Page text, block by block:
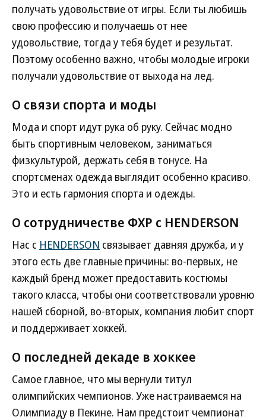
получать удовольствие от игры. Если ты любишь
свою профессию и получаешь от нее
удовольствие, тогда у тебя будет и результат.
Поэтому особенно важно, чтобы молодые игроки
получали удовольствие от выхода на лед.
О связи спорта и моды
Мода и спорт идут рука об руку. Сейчас модно
быть спортивным человеком, заниматься
физкультурой, держать себя в тонусе. На
спортсменах одежда выглядит особенно красиво.
Это и есть гармония спорта и одежды.
О сотрудничестве ФХР с HENDERSON
Нас c HENDERSON связывает давняя дружба, и у
этого есть две главные причины: во-первых, не
каждый бренд может предоставить костюмы
такого класса, чтобы они соответствовали уровню
нашей сборной, во-вторых, компания любит спорт
и поддерживает хоккей.
О последней декаде в хоккее
Самое главное, что мы вернули титул
олимпийских чемпионов. Уже настраиваемся на
Олимпиаду в Пекине. Нам предстоит чемпионат